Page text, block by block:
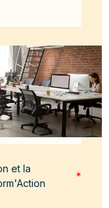
et la
*